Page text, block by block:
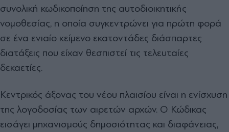
συνολική κωδικοποίηση της αυτοδιοικητικής
νομοθεσίας, η οποία συγκεντρώνει για πρώτη φορά
σε ένα ενιαίο κείμενο εκατοντάδες διάσπαρτες
διατάξεις που είχαν θεσπιστεί τις τελευταίες
δεκαετίες.
Κεντρικός άξονας του νέου πλαισίου είναι η ενίσχυση
της λογοδοσίας των αιρετών αρχών. Ο Κώδικας
εισάγει μηχανισμούς δημοσιότητας και διαφάνειας,